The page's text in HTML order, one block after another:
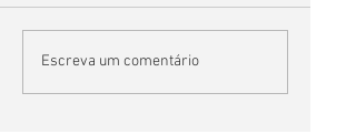
Escreva um comentário